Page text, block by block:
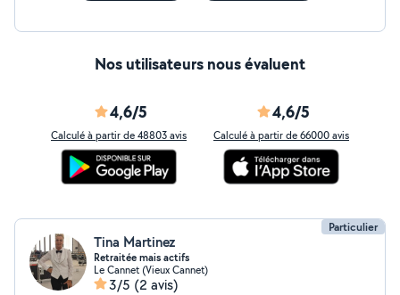
Nos utilisateurs nous évaluent
4,6/5
Calculé à partir de 48803 avis
4,6/5
Calculé à partir de 66000 avis
Particulier
Tina Martinez
Retraitée mais actifs
Le Cannet (Vieux Cannet)
3/5 (2 avis)